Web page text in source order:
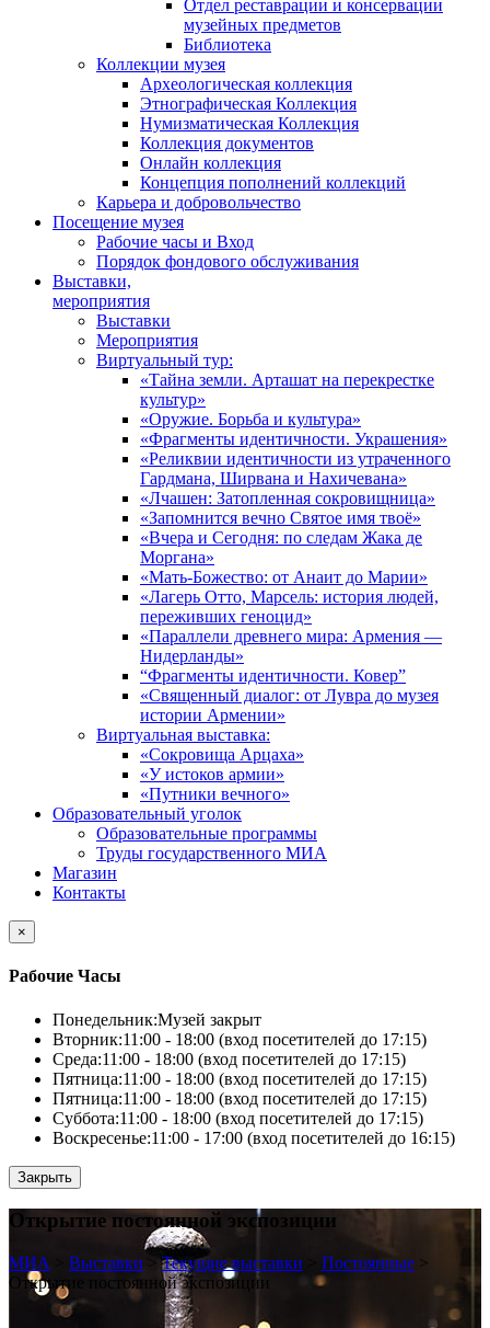
Отдел реставрации и консервации
музейных предметов
Библиотека
Коллекции музея
Археологическая коллекция
Этнографическая Коллекция
Нумизматическая Коллекция
Коллекция документов
Онлайн коллекция
Концепция пополнений коллекций
Карьера и добровольчество
Посещение музея
Рабочие часы и Вход
Порядок фондового обслуживания
Выставки,
мероприятия
Выставки
Мероприятия
Виртуальный тур:
«Тайна земли. Арташат на перекрестке
культур»
«Оружие. Борьба и культура»
«Фрагменты идентичности. Украшения»
«Реликвии идентичности из утраченного
Гардмана, Ширвана и Нахичевана»
«Лчашен: Затопленная сокровищница»
«Запомнится вечно Святое имя твоё»
«Вчера и Сегодня: по следам Жака де
Моргана»
«Мать-Божество: от Анаит до Марии»
«Лагерь Отто, Марсель: история людей,
переживших геноцид»
«Параллели древнего мира: Армения —
Нидерланды»
“Фрагменты идентичности. Ковер”
«Священный диалог: от Лувра до музея
истории Армении»
Виртуальная выставка:
«Сокровища Арцаха»
«У истоков армии»
«Путники вечного»
Образовательный уголок
Образовательные программы
Труды государственного МИА
Магазин
Контакты
×
Рабочие Часы
Понедельник:Музей закрыт
Вторник:11:00 - 18:00 (вход посетителей до 17:15)
Среда:11:00 - 18:00 (вход посетителей до 17:15)
Пятница:11:00 - 18:00 (вход посетителей до 17:15)
Пятница:11:00 - 18:00 (вход посетителей до 17:15)
Суббота:11:00 - 18:00 (вход посетителей до 17:15)
Воскресенье:11:00 - 17:00 (вход посетителей до 16:15)
Закрыть
Открытие постоянной экспозиции
МИА Выставки >Текущие выставки Постоянные >
Открытие постоянной экспозиции